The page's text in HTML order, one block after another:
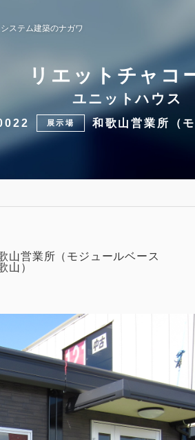
システム建築のナガワ
リエットチャコ
ユニットハウス
展示場 和歌山営業所（
山営業所（モジュールベース
山）